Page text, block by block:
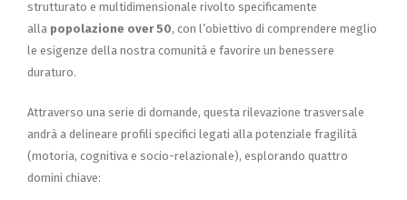
strutturato e multidimensionale rivolto specificamente
alla popolazione over 50, con l’obiettivo di comprendere meglio
le esigenze della nostra comunità e favorire un benessere
duraturo.
Attraverso una serie di domande, questa rilevazione trasversale
andrà a delineare profili specifici legati alla potenziale fragilità
(motoria, cognitiva e socio-relazionale), esplorando quattro
domini chiave: